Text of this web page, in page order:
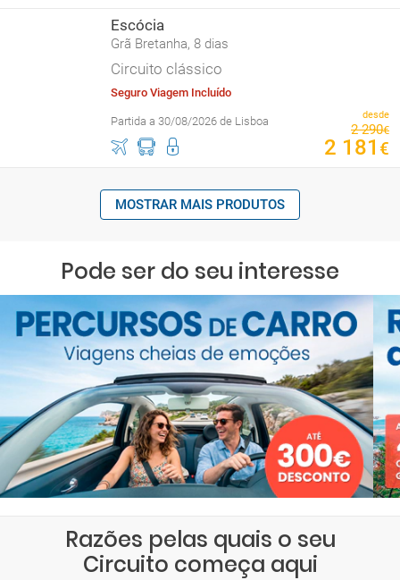
Escócia
Grã Bretanha, 8 dias
Circuito clássico
Seguro Viagem Incluído
Partida a 30/08/2026 de Lisboa desde
2 290€
2 181 €
MOSTRAR MAIS PRODUTOS
Pode ser do seu interesse
Razões pelas quais o seu
Circuito começa aqui